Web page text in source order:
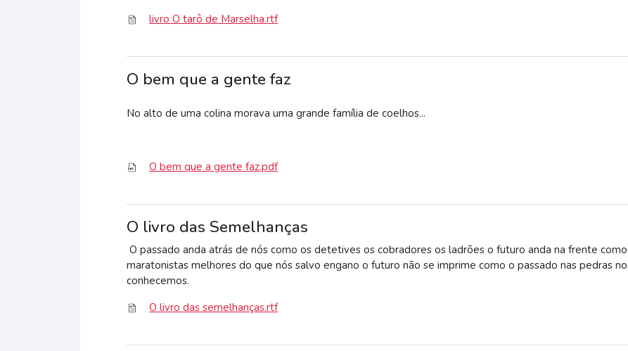
livro O tarô de Marselha.rtf
O bem que a gente faz
No alto de uma colina morava uma grande família de coelhos...
O bem que a gente faz.pdf
O livro das Semelhanças
O passado anda atrás de nós como os detetives os cobradores os ladrões o futuro anda na frente
maratonistas melhores do que nós salvo engano o futuro não se imprime como o passado nas pedras
conhecemos.
O livro das semelhanças.rtf